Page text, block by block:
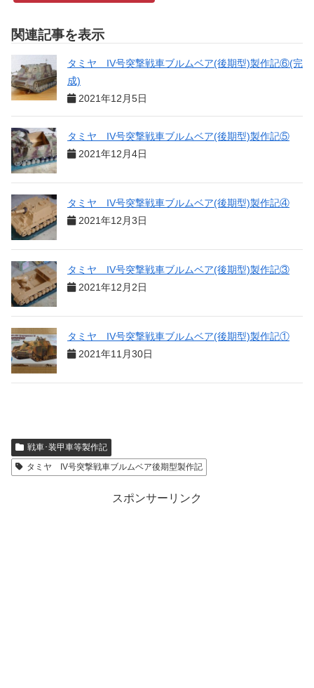
関連記事を表示
タミヤ IV号突撃戦車ブルムベア(後期型)製作記⑥(完
成)
2021年12月5日
タミヤ IV号突撃戦車ブルムベア(後期型)製作記⑤
2021年12月4日
タミヤ IV号突撃戦車ブルムベア(後期型)製作記④
2021年12月3日
タミヤ IV号突撃戦車ブルムベア(後期型)製作記③
2021年12月2日
タミヤ IV号突撃戦車ブルムベア(後期型)製作記①
2021年11月30日
戦車･装甲車等製作記
タミヤ IV号突撃戦車ブルムベア後期型製作記
スポンサーリンク